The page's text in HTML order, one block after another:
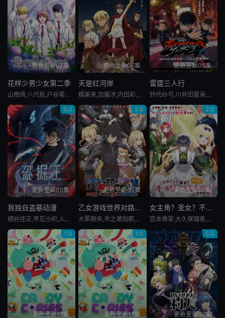
更新至第07集
花样少男少女第二季
山根绮,八代拓,户谷菊之介,梅原裕一郎,福山润,川岛零士,内山昂辉,驹田航,古屋亚南,日野聪,水中雅章,榎木淳弥,子安武人
更新至第05集
天是红河岸
橘美来,加藤涉,内田彩,千叶翔也,前野智昭,游佐浩二,大野智敬,青木志贵,川井田夏海,松冈美里,石谷春贵,榎木淳弥,神尾晋一郎,鸟海浩辅,七海弘希
更新至第05集
雷霆三人行
铃代纱弓,川井田夏海,秋山绘理,蜜蜂穗香
9.0
更新至第05集
我独自盗墓动漫
细谷佳正,早见沙织,入野自由,诹访部顺一
2.0
更新至第05集
乙女游戏世界对路人角色很不友好第二季
大冢刚央,市之濑加那,菲鲁兹·蓝,石田彰,佐仓绫音,铃村健一,鸟海浩辅,立花慎之介,游佐浩二,桧山修之,竹内顺子,大原沙耶香,雨宫天,小仓唯,宇垣秀成,黑田崇矢
2.0
更新至第07集
女主角？圣女？不，我是杂役女仆（自豪）！
宫本侑芽,大久保瑠美,日笠阳子,天崎滉平,小野友树,堀江瞬,仲村宗悟
1.0
更新至第17集
1.0
更新至第17集
5.0
更新至第07集